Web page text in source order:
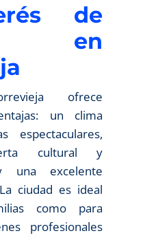
de
en
ofrece
un clima
espectaculares,
cultural y
una excelente
ciudad es ideal
como para
profesionales